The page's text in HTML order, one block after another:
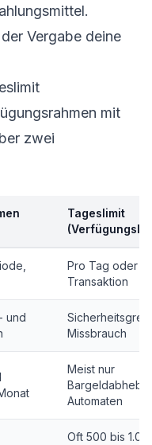
Vergabe deine
mit
zwei
Tageslimit
Pro Tag oder
Transaktion
und
Missbrauch
Meist nur
Automaten
Oft 500 bis